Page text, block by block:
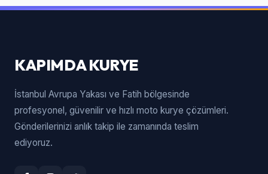
KAPIMDA KURYE
İstanbul Avrupa Yakası ve Fatih bölgesinde
profesyonel, güvenilir ve hızlı moto kurye çözümleri.
Gönderilerinizi anlık takip ile zamanında teslim
ediyoruz.